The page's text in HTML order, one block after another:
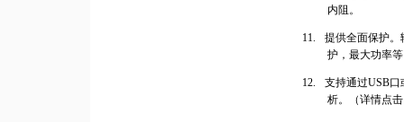
内阻。
11.
提供全面保护。
护，最大功率等
12. 支持通过USB口
析。（详情点